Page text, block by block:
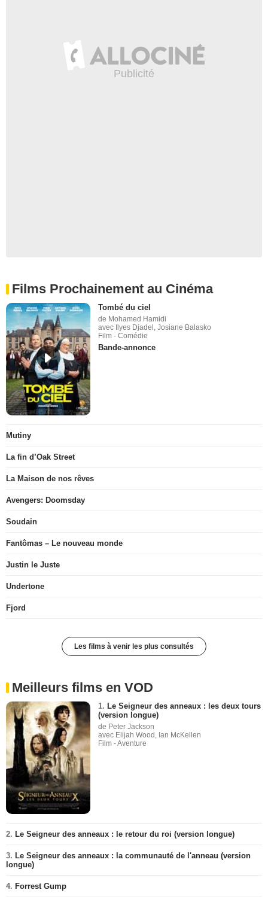
Films Prochainement au Cinéma
Tombé du ciel
de Mohamed Hamidi
avec Ilyes Djadel, Josiane Balasko
Film - Comédie
Bande-annonce
Mutiny
La fin d’Oak Street
La Maison de nos rêves
Avengers: Doomsday
Soudain
Fantômas – Le nouveau monde
Justin le Juste
Undertone
Fjord
Les films à venir les plus consultés
Meilleurs films en VOD
1. Le Seigneur des anneaux : les deux tours
(version longue)
de Peter Jackson
avec Elijah Wood, Ian McKellen
Film - Aventure
2. Le Seigneur des anneaux : le retour du roi (version longue)
3. Le Seigneur des anneaux : la communauté de l'anneau (version
longue)
4. Forrest Gump